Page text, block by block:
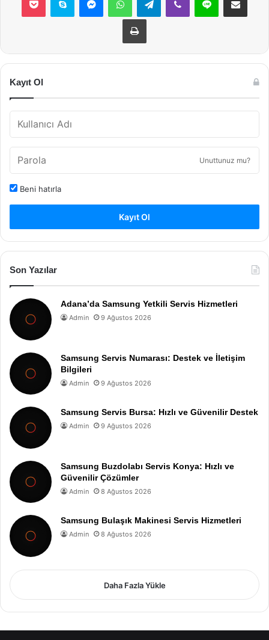
Yazdır
Kayıt Ol
Unuttunuz mu?
Beni hatırla
Kayıt Ol
Son Yazılar
Adana’da Samsung Yetkili Servis Hizmetleri
Admin 9 Ağustos 2026
Samsung Servis Numarası: Destek ve İletişim
Bilgileri
Admin 9 Ağustos 2026
Samsung Servis Bursa: Hızlı ve Güvenilir Destek
Admin 9 Ağustos 2026
Samsung Buzdolabı Servis Konya: Hızlı ve
Güvenilir Çözümler
Admin 8 Ağustos 2026
Samsung Bulaşık Makinesi Servis Hizmetleri
Admin 8 Ağustos 2026
Daha Fazla Yükle